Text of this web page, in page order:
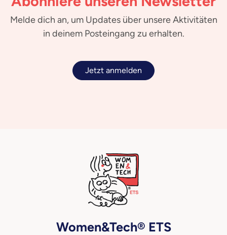
Melde dich an, um Updates über unsere Aktivitäten
in deinem Posteingang zu erhalten.
Jetzt anmelden
Women&Tech® ETS